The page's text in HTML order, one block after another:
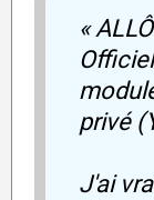
«
privé
J'ai